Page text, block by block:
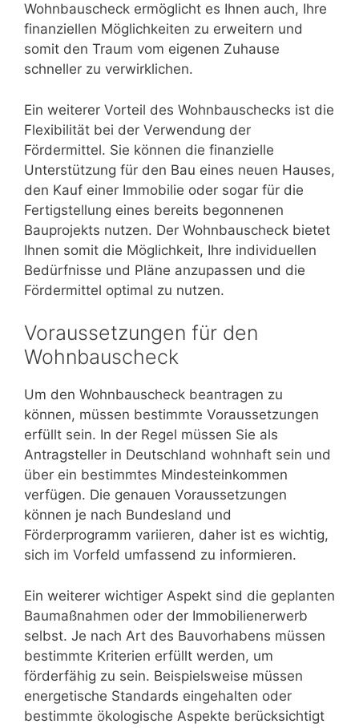
Wohnbauscheck ermöglicht es Ihnen auch, Ihre
finanziellen Möglichkeiten zu erweitern und
somit den Traum vom eigenen Zuhause
schneller zu verwirklichen.
Ein weiterer Vorteil des Wohnbauschecks ist die
Flexibilität bei der Verwendung der
Fördermittel. Sie können die finanzielle
Unterstützung für den Bau eines neuen Hauses,
den Kauf einer Immobilie oder sogar für die
Fertigstellung eines bereits begonnenen
Bauprojekts nutzen. Der Wohnbauscheck bietet
Ihnen somit die Möglichkeit, Ihre individuellen
Bedürfnisse und Pläne anzupassen und die
Fördermittel optimal zu nutzen.
Voraussetzungen für den
Wohnbauscheck
Um den Wohnbauscheck beantragen zu
können, müssen bestimmte Voraussetzungen
erfüllt sein. In der Regel müssen Sie als
Antragsteller in Deutschland wohnhaft sein und
über ein bestimmtes Mindesteinkommen
verfügen. Die genauen Voraussetzungen
können je nach Bundesland und
Förderprogramm variieren, daher ist es wichtig,
sich im Vorfeld umfassend zu informieren.
Ein weiterer wichtiger Aspekt sind die geplanten
Baumaßnahmen oder der Immobilienerwerb
selbst. Je nach Art des Bauvorhabens müssen
bestimmte Kriterien erfüllt werden, um
förderfähig zu sein. Beispielsweise müssen
energetische Standards eingehalten oder
bestimmte ökologische Aspekte berücksichtigt